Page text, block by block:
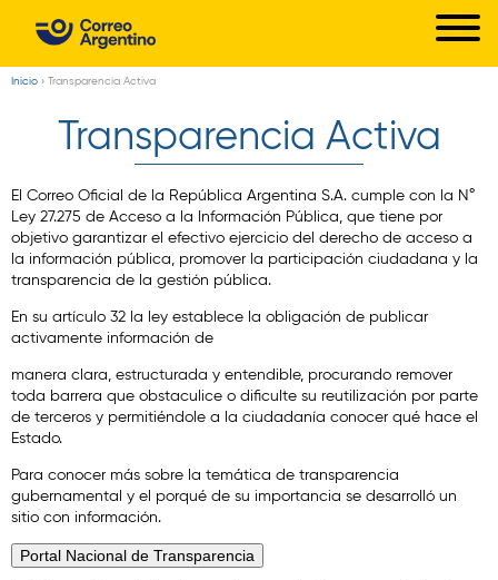
o
A
g
e
o
Inicio › Transparencia Activa
Transparencia Activa
El Correo Oficial de la República Argentina S.A. cumple con la N°
Ley 27.275 de Acceso a la Información Pública, que tiene por
objetivo garantizar el efectivo ejercicio del derecho de acceso a
la información pública, promover la participación ciudadana y la
transparencia de la gestión pública.
En su artículo 32 la ley establece la obligación de publicar
activamente información de
manera clara, estructurada y entendible, procurando remover
toda barrera que obstaculice o dificulte su reutilización por parte
de terceros y permitiéndole a la ciudadanía conocer qué hace el
Estado.
Para conocer más sobre la temática de transparencia
gubernamental y el porqué de su importancia se desarrolló un
sitio con información.